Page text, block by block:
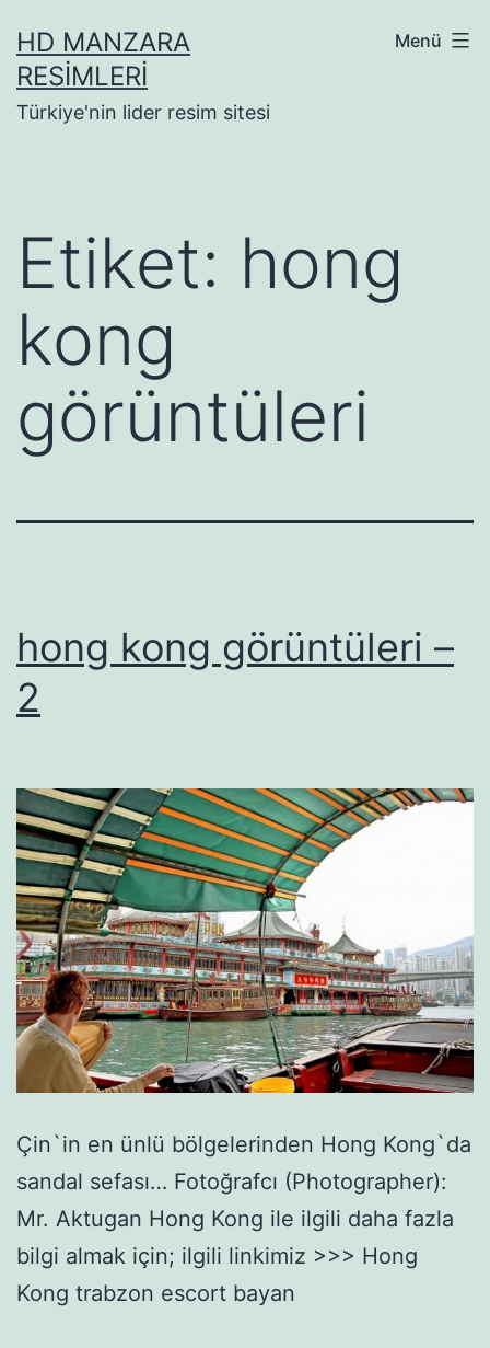
geçHD MANZARA
RESIMLERI
Türkiye'nin lider resim sitesi
Menü
Etiket: hong
kong
görüntüleri
hong kong görüntüleri –
2
Çin`in en ünlü bölgelerinden Hong Kong`da
sandal sefası… Fotoğrafcı (Photographer):
Mr. Aktugan Hong Kong ile ilgili daha fazla
bilgi almak için; ilgili linkimiz >>> Hong
Kong trabzon escort bayan